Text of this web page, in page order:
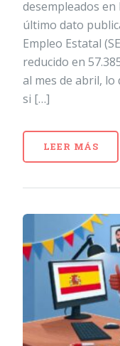
desempleados en
último dato
Empleo Estatal
reducido en
al mes de abril, lo
si […]
LEER MÁS